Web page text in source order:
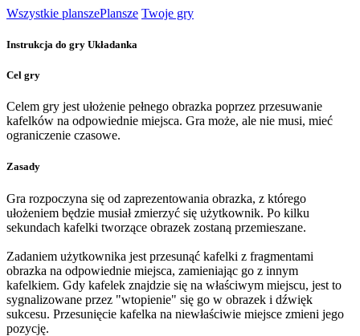
Wszystkie planszePlansze Twoje gry
Instrukcja do gry Układanka
Cel gry
Celem gry jest ułożenie pełnego obrazka poprzez przesuwanie
kafelków na odpowiednie miejsca. Gra może, ale nie musi, mieć
ograniczenie czasowe.
Zasady
Gra rozpoczyna się od zaprezentowania obrazka, z którego
ułożeniem będzie musiał zmierzyć się użytkownik. Po kilku
sekundach kafelki tworzące obrazek zostaną przemieszane.
Zadaniem użytkownika jest przesunąć kafelki z fragmentami
obrazka na odpowiednie miejsca, zamieniając go z innym
kafelkiem. Gdy kafelek znajdzie się na właściwym miejscu, jest to
sygnalizowane przez "wtopienie" się go w obrazek i dźwięk
sukcesu. Przesunięcie kafelka na niewłaściwie miejsce zmieni jego
pozycję.